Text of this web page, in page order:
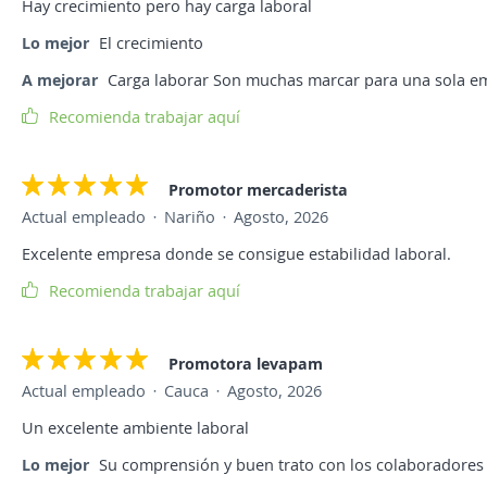
Hay crecimiento pero hay carga laboral
Lo mejor El crecimiento
A mejorar Carga laborar Son muchas marcar para una sola
Recomienda trabajar aquí
Promotor mercaderista
Actual empleado
Nariño
Agosto, 2026
Excelente empresa donde se consigue estabilidad laboral.
Recomienda trabajar aquí
Promotora levapam
Actual empleado
Cauca
Agosto, 2026
Un excelente ambiente laboral
Lo mejor Su comprensión y buen trato con los colaboradores